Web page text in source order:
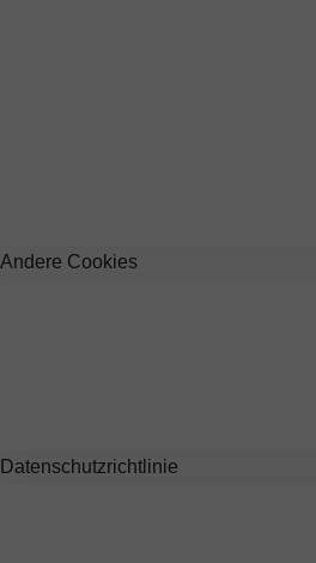
Andere Cookies
Datenschutzrichtlinie